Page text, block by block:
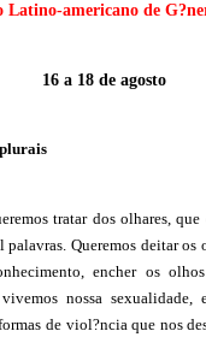
Latino-americano de
16 a 18 de agosto
tratar dos olhares, que
Queremos deitar os
encher os
nossa
de viol?ncia que nos